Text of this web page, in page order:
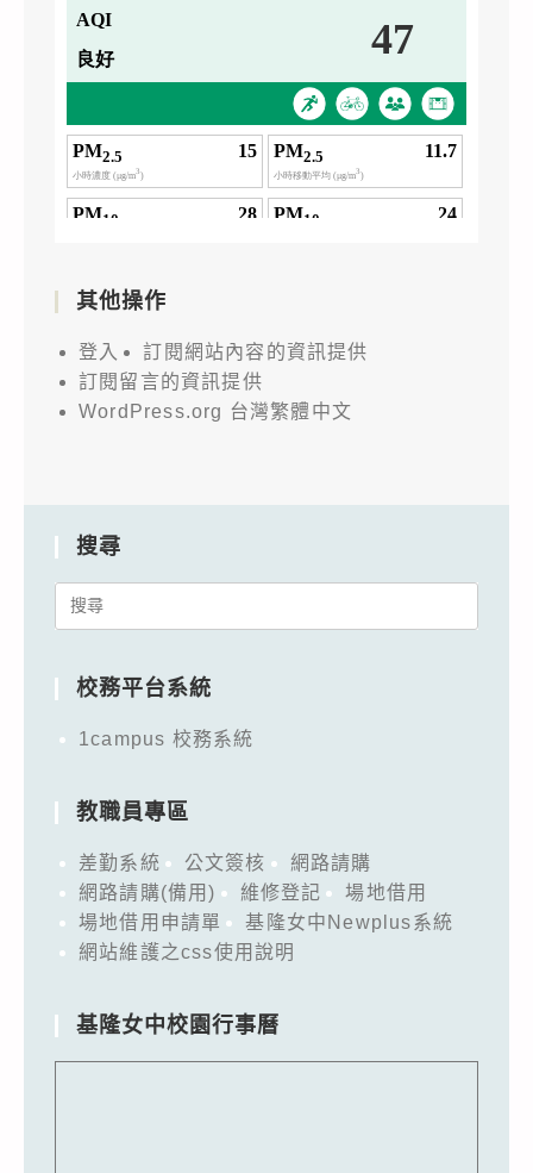
其他操作
登入
訂閱網站內容的資訊提供
訂閱留言的資訊提供
WordPress.org 台灣繁體中文
搜尋
Search
校務平台系統
1campus 校務系統
教職員專區
差勤系統 公文簽核
網路請購
網路請購(備用)
維修登記
場地借用
場地借用申請單
基隆女中Newplus系統
網站維護之css使用說明
基隆女中校園行事曆